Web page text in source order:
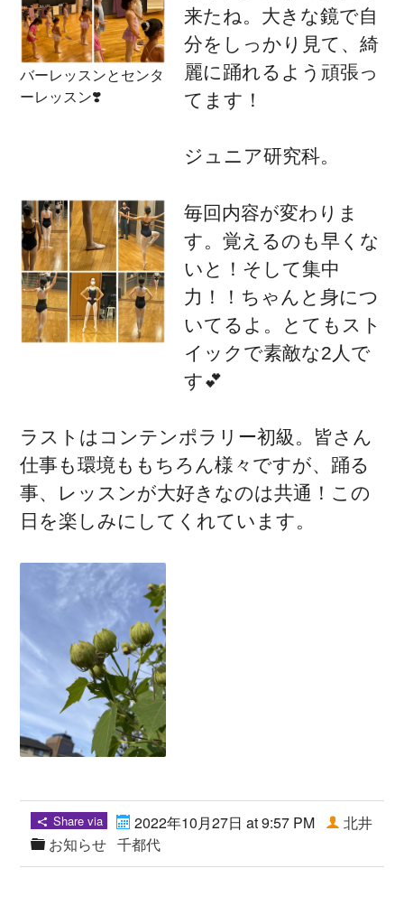
バーレッスンとセンタ
ーレッスン❣️
来たね。大きな鏡で自
分をしっかり見て、綺
麗に踊れるよう頑張っ
てます！
ジュニア研究科。
毎回内容が変わりま
す。覚えるのも早くな
いと！そして集中
力！！ちゃんと身につ
いてるよ。とてもスト
イックで素敵な2人で
す💕
ラストはコンテンポラリー初級。皆さん
仕事も環境ももちろん様々ですが、踊る
事、レッスンが大好きなのは共通！この
日を楽しみにしてくれています。
Share via
2022年10月27日 at 9:57 PM
お知らせ
北井
千都代